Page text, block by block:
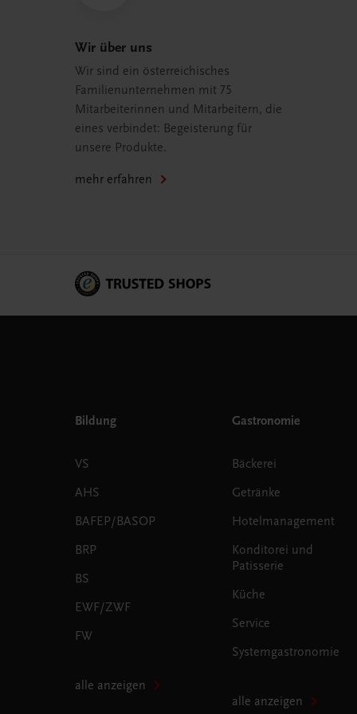
Wir über uns
Wir sind ein österreichisches
Familienunternehmen mit 75
Mitarbeiterinnen und Mitarbeitern, die
eines verbindet: Begeisterung für
unsere Produkte.
mehr erfahren
Bildung
VS
AHS
BAFEP/BASOP
BRP
BS
EWF/ZWF
FW
alle anzeigen
Gastronomie
Bäckerei
Getränke
Hotelmanagement
Konditorei und
Patisserie
Küche
Service
Systemgastronomie
alle anzeigen